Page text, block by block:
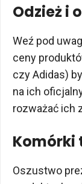
Odzież i
Weź pod
ceny
czy Adidas)
na ich
rozważać ich
Komórki
Oszustwo